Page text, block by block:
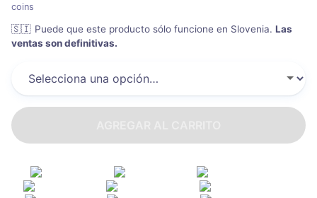
coins
🇸🇮 Puede que este producto sólo funcione en Slovenia. Las
ventas son definitivas.